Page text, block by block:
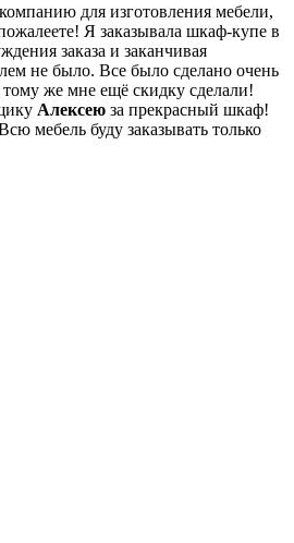
для изготовления мебели,
Я заказывала шкаф-купе в
заказа и заканчивая
не было. Все было сделано очень
же мне ещё скидку сделали!
Алексею за прекрасный шкаф!
мебель буду заказывать только